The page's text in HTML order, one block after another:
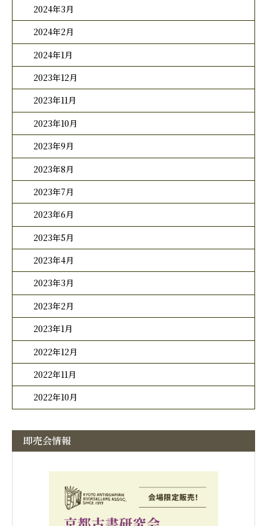
2024年3月
2024年2月
2024年1月
2023年12月
2023年11月
2023年10月
2023年9月
2023年8月
2023年7月
2023年6月
2023年5月
2023年4月
2023年3月
2023年2月
2023年1月
2022年12月
2022年11月
2022年10月
即売会情報